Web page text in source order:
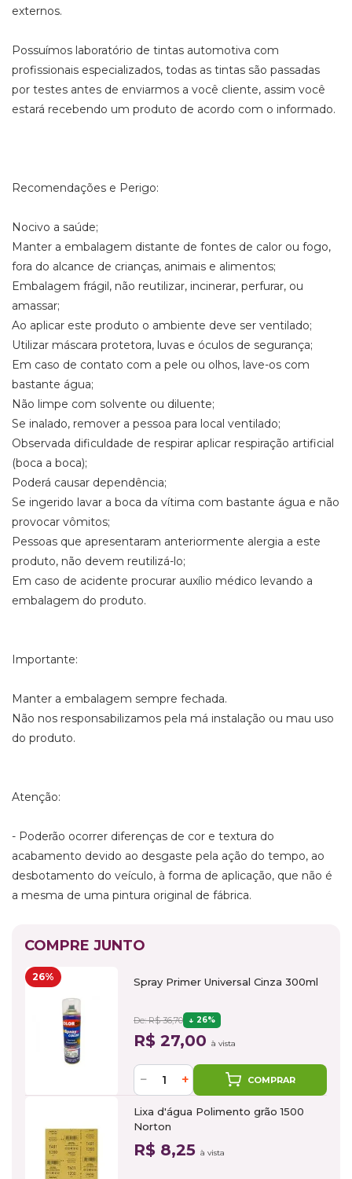
externos.
Possuímos laboratório de tintas automotiva com
profissionais especializados, todas as tintas são passadas
por testes antes de enviarmos a você cliente, assim você
estará recebendo um produto de acordo com o informado.
Recomendações e Perigo:
Nocivo a saúde;
Manter a embalagem distante de fontes de calor ou fogo,
fora do alcance de crianças, animais e alimentos;
Embalagem frágil, não reutilizar, incinerar, perfurar, ou
amassar;
Ao aplicar este produto o ambiente deve ser ventilado;
Utilizar máscara protetora, luvas e óculos de segurança;
Em caso de contato com a pele ou olhos, lave-os com
bastante água;
Não limpe com solvente ou diluente;
Se inalado, remover a pessoa para local ventilado;
Observada dificuldade de respirar aplicar respiração artificial
(boca a boca);
Poderá causar dependência;
Se ingerido lavar a boca da vítima com bastante água e não
provocar vômitos;
Pessoas que apresentaram anteriormente alergia a este
produto, não devem reutilizá-lo;
Em caso de acidente procurar auxílio médico levando a
embalagem do produto.
Importante:
Manter a embalagem sempre fechada.
Não nos responsabilizamos pela má instalação ou mau uso
do produto.
Atenção:
- Poderão ocorrer diferenças de cor e textura do
acabamento devido ao desgaste pela ação do tempo, ao
desbotamento do veículo, à forma de aplicação, que não é
a mesma de uma pintura original de fábrica.
COMPRE JUNTO
26% Spray Primer Universal Cinza 300ml
De: R$ 36,70 26%
R$ 27,00 à vista
− + COMPRAR
Lixa d'água Polimento grão 1500
Norton
R$ 8,25 à vista